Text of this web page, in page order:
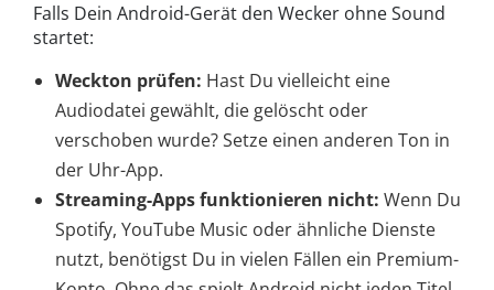
Falls Dein Android-Gerät den Wecker ohne Sound
startet:
Weckton prüfen: Hast Du vielleicht eine
Audiodatei gewählt, die gelöscht oder
verschoben wurde? Setze einen anderen Ton in
der Uhr-App.
Streaming-Apps funktionieren nicht: Wenn Du
Spotify, YouTube Music oder ähnliche Dienste
nutzt, benötigst Du in vielen Fällen ein Premium-